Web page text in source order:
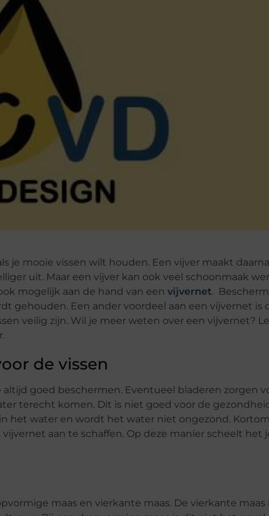
je mooie vissen wilt houden. Een vijver maakt
uit. Maar een vijver kan ook veel schoonmaak
mogelijk aan de hand van een vijvernet.
gehouden. Een ander voordeel aan een vijvernet is
veilig zijn. Wil je meer weten over een vijvernet?
de vissen
goed beschermen. Eventueel bladeren zorgen
terecht komen. Dit is niet goed voor de
het water en wordt het water niet ongezond.
aan te schaffen. Op deze manier scheelt het
maas en vierkante maas. De vierkante maas